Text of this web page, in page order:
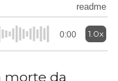
readme
0:00 1.0x
morte da